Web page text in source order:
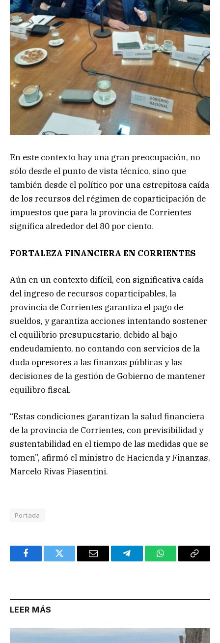
En este contexto hay una gran preocupación, no
sólo desde el punto de vista técnico, sino que
también desde el político por una estrepitosa caída
de los recursos del régimen de coparticipación de
impuestos que para la provincia de Corrientes
significa alrededor del 80 por ciento.
FORTALEZA FINANCIERA EN CORRIENTES
Aún en un contexto difícil, con significativa caída
del ingreso de recursos coparticipables, la
provincia de Corrientes garantiza el pago de
sueldos, y garantiza acciones intentando sostener
el equilibrio presupuestario, debido al bajo
endeudamiento, no contando con servicios de la
duda opresores a las finanzas públicas y las
decisiones de la gestión de Gobierno de mantener
equilibro fiscal.
“Estas condiciones garantizan la salud financiera
de la provincia de Corrientes, con previsibilidad y
sustentabilidad en el tiempo de las medidas que se
tomen”, afirmó el ministro de Hacienda y Finanzas,
Marcelo Rivas Piasentini.
Portada
FacebookTwitter Email TelegramWhatsAppCopy
LEER MÁS